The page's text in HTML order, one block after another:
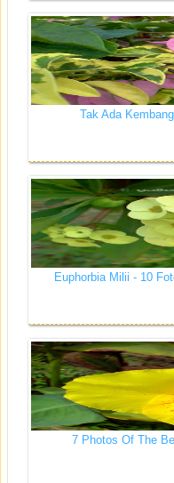
Tak Ada
Euphorbia Milii - 10
7 Photos Of The